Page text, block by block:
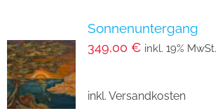
Sonnenuntergang
349,00 € inkl. 19% MwSt.
inkl. Versandkosten